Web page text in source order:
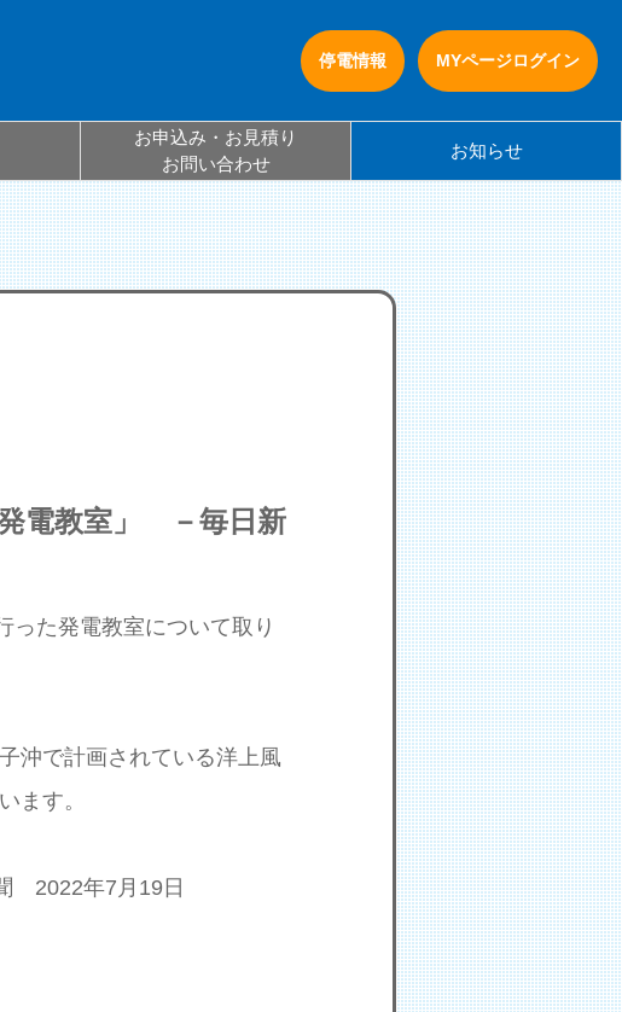
停電情報 MYページログイン
お申込み・お見積り
お問い合わせ
お知らせ
電教室」 －毎日新
った発電教室について取り
沖で計画されている洋上風
ます。
2022年7月19日